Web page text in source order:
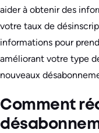
aider à obtenir des
votre taux de
informations pour
améliorant votre type
nouveaux
Comment